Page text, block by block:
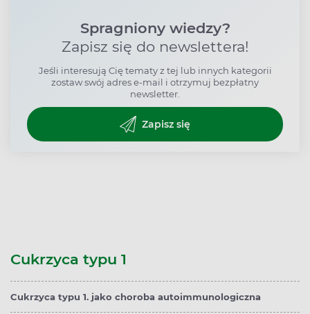
Spragniony wiedzy?
Zapisz się do newslettera!
Jeśli interesują Cię tematy z tej lub innych kategorii
zostaw swój adres e-mail i otrzymuj bezpłatny
newsletter.
Zapisz się
Cukrzyca typu 1
Cukrzyca typu 1. jako choroba autoimmunologiczna